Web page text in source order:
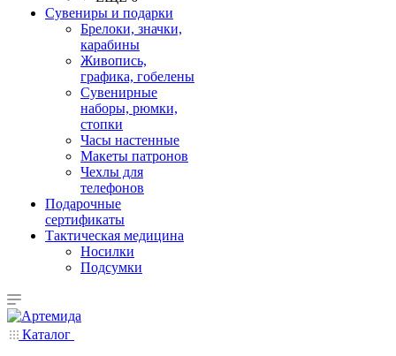
Сувениры и подарки
Брелоки, значки,
карабины
Живопись,
графика, гобелены
Сувенирные
наборы, рюмки,
стопки
Часы настенные
Макеты патронов
Чехлы для
телефонов
Подарочные
сертификаты
Тактическая медицина
Носилки
Подсумки
Каталог